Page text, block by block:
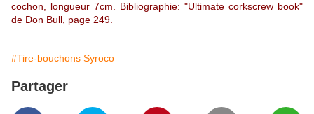
cochon, longueur 7cm. Bibliographie: "Ultimate corkscrew book"
de Don Bull, page 249.
#Tire-bouchons Syroco
Partager